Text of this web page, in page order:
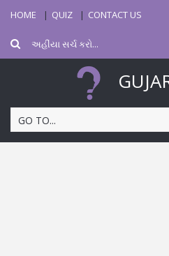
HOME QUIZ CONTACT US
GO TO...